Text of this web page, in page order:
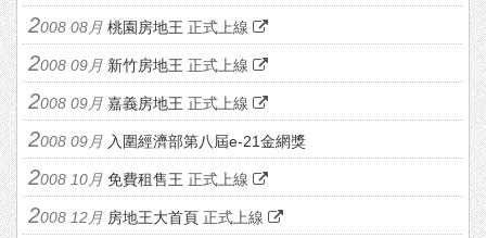
008 08月 桃園房地王 正式上線
008 09月 新竹房地王 正式上線
008 09月 嘉義房地王 正式上線
008 09月 入圍經濟部第八屆e-21金網獎
008 10月 免費租售王 正式上線
008 12月 房地王大首頁 正式上線